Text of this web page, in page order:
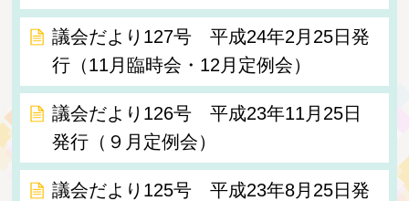
議会だより127号 平成24年2月25日発
行（11月臨時会・12月定例会）
議会だより126号 平成23年11月25日
発行（９月定例会）
議会だより125号 平成23年8月25日発